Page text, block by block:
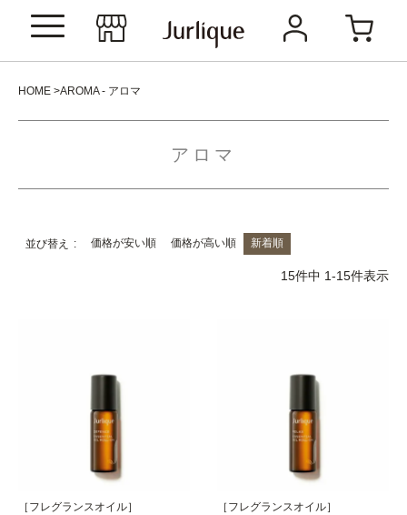
HOME AROMA - アロマ
アロマ
並び替え 価格が安い順 価格が高い順 新着順
15件中 1-15件表示
［フレグランスオイル］
［フレグランスオイル］